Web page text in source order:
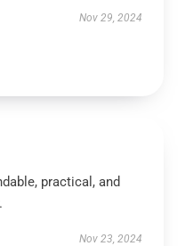
Nov 29, 2024
practical, and
Nov 23, 2024